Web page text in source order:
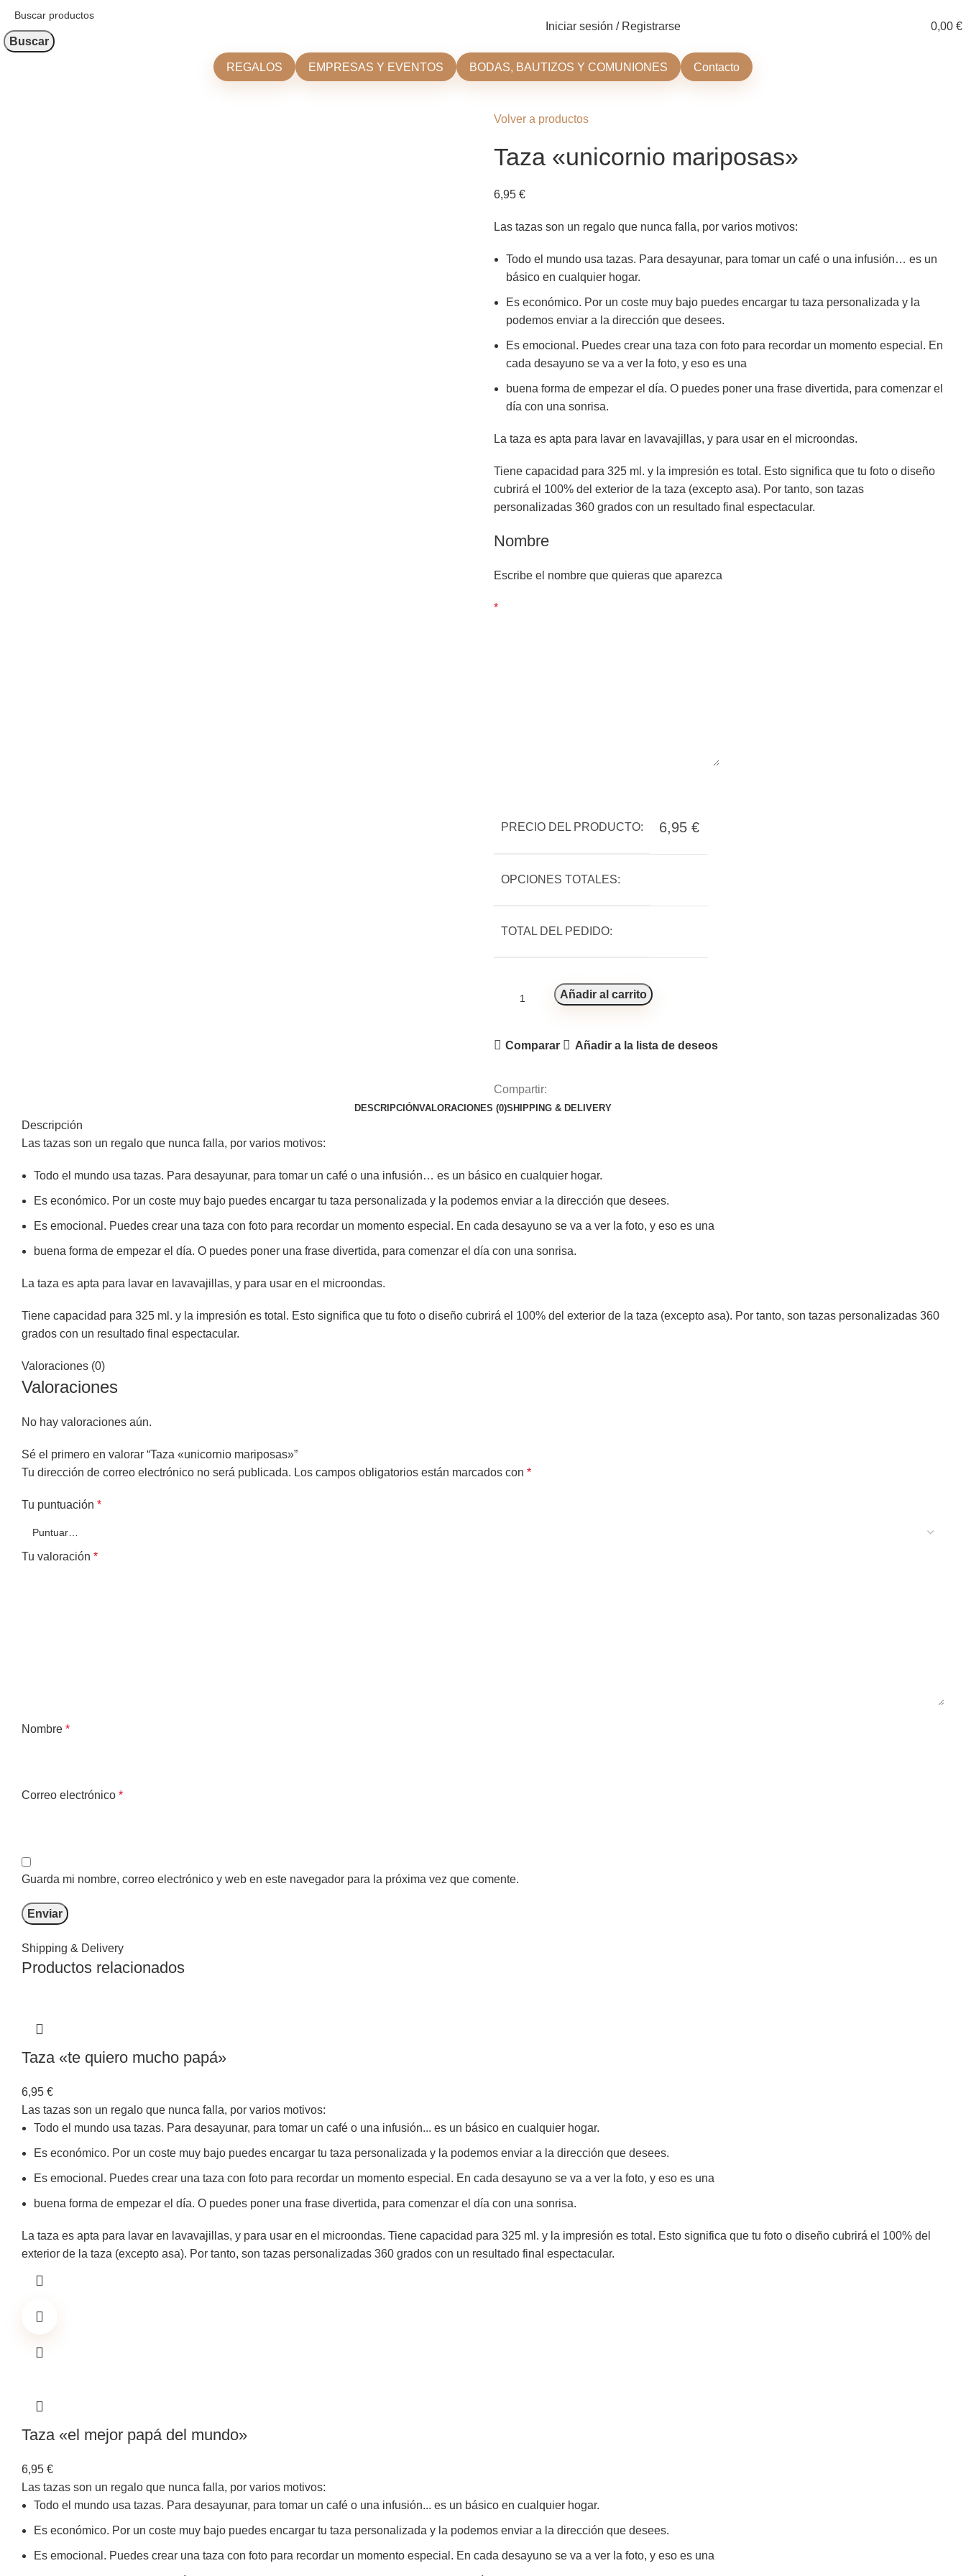
Buscar
Iniciar sesión / Registrarse 0,00 €
REGALOS EMPRESAS Y EVENTOS BODAS, BAUTIZOS Y COMUNIONES Contacto
Volver a productos
Taza «unicornio mariposas»
6,95 €
Las tazas son un regalo que nunca falla, por varios motivos:
Todo el mundo usa tazas. Para desayunar, para tomar un café o una infusión… es un
básico en cualquier hogar.
Es económico. Por un coste muy bajo puedes encargar tu taza personalizada y la
podemos enviar a la dirección que desees.
Es emocional. Puedes crear una taza con foto para recordar un momento especial. En
cada desayuno se va a ver la foto, y eso es una
buena forma de empezar el día. O puedes poner una frase divertida, para comenzar el
día con una sonrisa.
La taza es apta para lavar en lavavajillas, y para usar en el microondas.
Tiene capacidad para 325 ml. y la impresión es total. Esto significa que tu foto o diseño
cubrirá el 100% del exterior de la taza (excepto asa). Por tanto, son tazas
personalizadas 360 grados con un resultado final espectacular.
Nombre
Escribe el nombre que quieras que aparezca
*
PRECIO DEL PRODUCTO: 6,95 €
OPCIONES TOTALES:
TOTAL DEL PEDIDO:
Añadir al carrito
Comparar Añadir a la lista de deseos
Compartir:
DESCRIPCIÓNVALORACIONES (0)SHIPPING & DELIVERY
Descripción
Las tazas son un regalo que nunca falla, por varios motivos:
Todo el mundo usa tazas. Para desayunar, para tomar un café o una infusión… es un básico en cualquier hogar.
Es económico. Por un coste muy bajo puedes encargar tu taza personalizada y la podemos enviar a la dirección que desees.
Es emocional. Puedes crear una taza con foto para recordar un momento especial. En cada desayuno se va a ver la foto, y eso es una
buena forma de empezar el día. O puedes poner una frase divertida, para comenzar el día con una sonrisa.
La taza es apta para lavar en lavavajillas, y para usar en el microondas.
Tiene capacidad para 325 ml. y la impresión es total. Esto significa que tu foto o diseño cubrirá el 100% del exterior de la taza (excepto asa). Por tanto, son tazas personalizadas 360
grados con un resultado final espectacular.
Valoraciones (0)
Valoraciones
No hay valoraciones aún.
Sé el primero en valorar “Taza «unicornio mariposas»”
Tu dirección de correo electrónico no será publicada. Los campos obligatorios están marcados con *
Tu puntuación *
Tu valoración *
Nombre *
Correo electrónico *
Guarda mi nombre, correo electrónico y web en este navegador para la próxima vez que comente.
Shipping & Delivery
Productos relacionados
Taza «te quiero mucho papá»
6,95 €
Las tazas son un regalo que nunca falla, por varios motivos:
Todo el mundo usa tazas. Para desayunar, para tomar un café o una infusión... es un básico en cualquier hogar.
Es económico. Por un coste muy bajo puedes encargar tu taza personalizada y la podemos enviar a la dirección que desees.
Es emocional. Puedes crear una taza con foto para recordar un momento especial. En cada desayuno se va a ver la foto, y eso es una
buena forma de empezar el día. O puedes poner una frase divertida, para comenzar el día con una sonrisa.
La taza es apta para lavar en lavavajillas, y para usar en el microondas. Tiene capacidad para 325 ml. y la impresión es total. Esto significa que tu foto o diseño cubrirá el 100% del
exterior de la taza (excepto asa). Por tanto, son tazas personalizadas 360 grados con un resultado final espectacular.
Taza «el mejor papá del mundo»
6,95 €
Las tazas son un regalo que nunca falla, por varios motivos:
Todo el mundo usa tazas. Para desayunar, para tomar un café o una infusión... es un básico en cualquier hogar.
Es económico. Por un coste muy bajo puedes encargar tu taza personalizada y la podemos enviar a la dirección que desees.
Es emocional. Puedes crear una taza con foto para recordar un momento especial. En cada desayuno se va a ver la foto, y eso es una